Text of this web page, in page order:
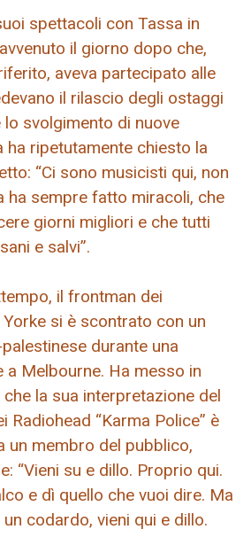
spettacoli con Tassa in
il giorno dopo che,
aveva partecipato alle
il rilascio degli ostaggi
lo svolgimento di nuove
ha ripetutamente chiesto la
“Ci sono musicisti qui, non
ha sempre fatto miracoli, che
giorni migliori e che tutti
e salvi”.
il frontman dei
si è scontrato con un
durante una
a Melbourne. Ha messo in
la sua interpretazione del
Radiohead “Karma Police” è
un membro del pubblico,
“Vieni su e dillo. Proprio qui.
e dì quello che vuoi dire. Ma
codardo, vieni qui e dillo.